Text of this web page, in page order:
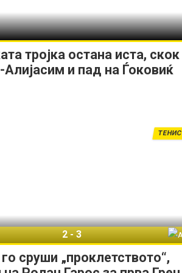
тројка остана иста, скок
и пад на Ѓоковиќ
сруши „проклетството“,
ТЕНИС
2-3